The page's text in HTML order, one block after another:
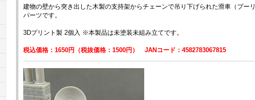
建物の壁から突き出した木製の支持架からチェーンで吊り下げられた滑車（プー
パーツです。
3Dプリント製 2個入 ※本製品は未塗装未組み立てです。
税込価格：1650円（税抜価格：1500円） JANコード：4582783067815